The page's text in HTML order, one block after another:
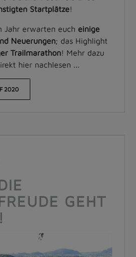
Startplätze!
Jahr erwarten euch einige
Neuerungen; das Highlight
Trailmarathon! Mehr dazu
hier nachlesen ...
2020
GEHT